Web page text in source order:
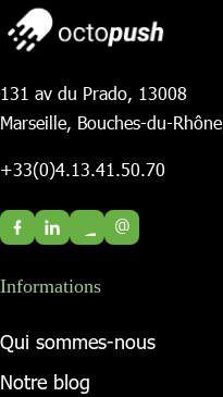
131 av du Prado, 13008
Marseille, Bouches-du-Rhône
+33(0)4.13.41.50.70
@
Informations
Qui sommes-nous
Notre blog